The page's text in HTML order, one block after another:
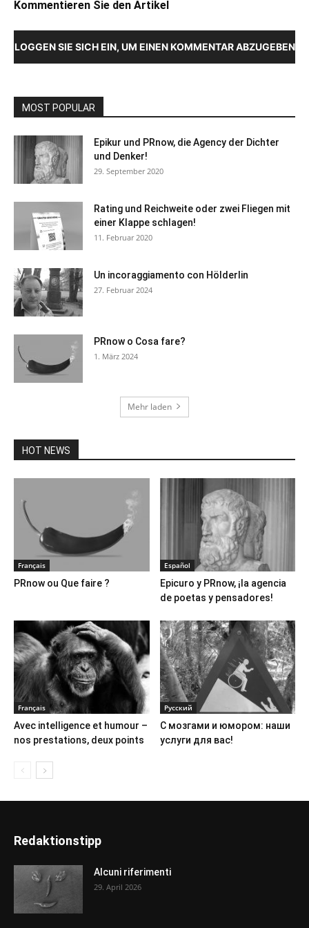
Kommentieren Sie den Artikel
LOGGEN SIE SICH EIN, UM EINEN KOMMENTAR ABZUGEBEN
MOST POPULAR
Epikur und PRnow, die Agency der Dichter
und Denker!
29. September 2020
Rating und Reichweite oder zwei Fliegen mit
einer Klappe schlagen!
11. Februar 2020
Un incoraggiamento con Hölderlin
27. Februar 2024
PRnow o Cosa fare?
1. März 2024
Mehr laden
HOT NEWS
Français
PRnow ou Que faire ?
Español
Epicuro y PRnow, ¡la agencia
de poetas y pensadores!
Français
Avec intelligence et humour –
nos prestations, deux points
Русский
С мозгами и юмором: наши
услуги для вас!
Redaktionstipp
Alcuni riferimenti
29. April 2026